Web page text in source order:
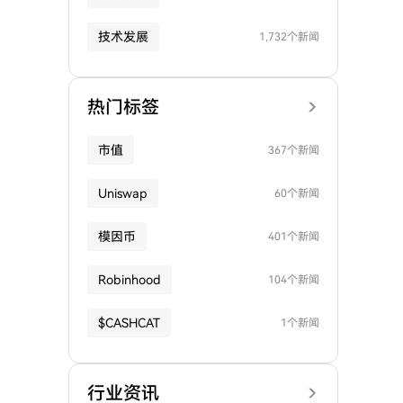
技术发展 1,732个新闻
热门标签
市值 367个新闻
Uniswap 60个新闻
模因币 401个新闻
Robinhood 104个新闻
$CASHCAT 1个新闻
行业资讯